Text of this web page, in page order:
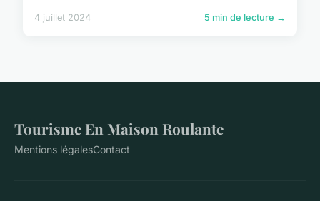
4 juillet 2024 5 min de lecture →
Tourisme En Maison Roulante
Mentions légalesContact